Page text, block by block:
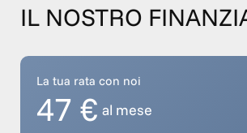
IL NOSTRO
La tua rata con noi
47 € al mese